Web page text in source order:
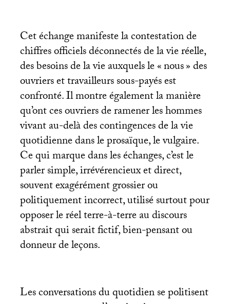
Cet échange manifeste la contestation de
chiffres officiels déconnectés de la vie réelle,
des besoins de la vie auxquels le «nous» des
ouvriers et travailleurs sous-payés est
confronté. Il montre également la manière
qu’ont ces ouvriers de ramener les hommes
vivant au-delà des contingences de la vie
quotidienne dans le prosaïque, le vulgaire.
Ce qui marque dans les échanges, c’est le
parler simple, irrévérencieux et direct,
souvent exagérément grossier ou
politiquement incorrect, utilisé surtout pour
opposer le réel terre-à-terre au discours
abstrait qui serait fictif, bien-pensant ou
donneur de leçons.
Les conversations du quotidien se politisent